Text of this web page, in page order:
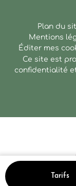
Tarifs
Plan du
Mentions
Éditer mes
Ce site est
confidentialité